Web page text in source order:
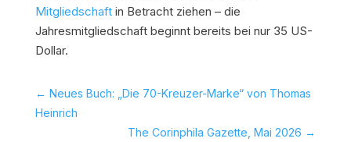
Mitgliedschaftin Betracht ziehen – die
Jahresmitgliedschaft beginnt bereits bei nur 35 US-
Dollar.
← Neues Buch: „Die 70-Kreuzer-Marke“ von Thomas
Heinrich
The Corinphila Gazette, Mai 2026 →